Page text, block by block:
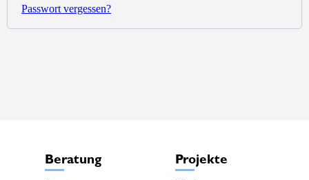
Passwort vergessen?
Beratung Projekte